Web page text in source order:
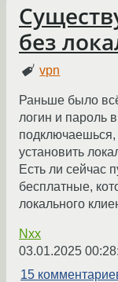
без
vpn
Раньше было
логин и пароль
подключаешься,
установить
Есть ли сейчас
бесплатные,
локального
Nxx
03.01.2025
15